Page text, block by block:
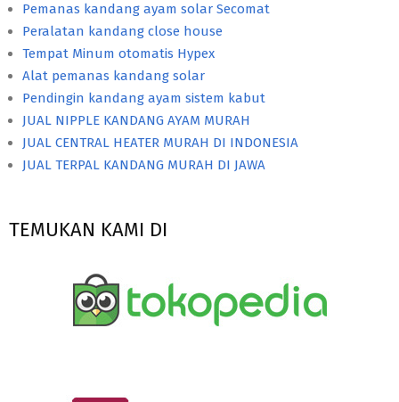
Pemanas kandang ayam solar Secomat
Peralatan kandang close house
Tempat Minum otomatis Hypex
Alat pemanas kandang solar
Pendingin kandang ayam sistem kabut
JUAL NIPPLE KANDANG AYAM MURAH
JUAL CENTRAL HEATER MURAH DI INDONESIA
JUAL TERPAL KANDANG MURAH DI JAWA
TEMUKAN KAMI DI